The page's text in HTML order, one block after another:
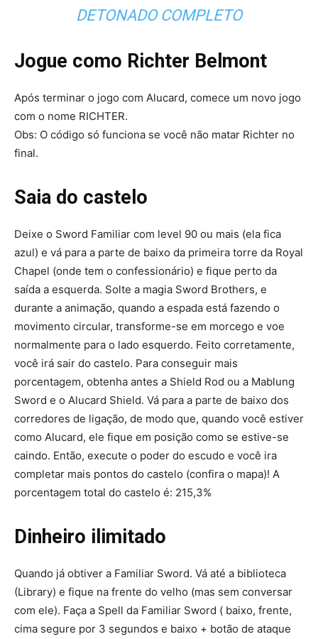
DETONADO COMPLETO
Jogue como Richter Belmont
Após terminar o jogo com Alucard, comece um novo jogo
com o nome RICHTER.
Obs: O código só funciona se você não matar Richter no
final.
Saia do castelo
Deixe o Sword Familiar com level 90 ou mais (ela fica
azul) e vá para a parte de baixo da primeira torre da Royal
Chapel (onde tem o confessionário) e fique perto da
saída a esquerda. Solte a magia Sword Brothers, e
durante a animação, quando a espada está fazendo o
movimento circular, transforme-se em morcego e voe
normalmente para o lado esquerdo. Feito corretamente,
você irá sair do castelo. Para conseguir mais
porcentagem, obtenha antes a Shield Rod ou a Mablung
Sword e o Alucard Shield. Vá para a parte de baixo dos
corredores de ligação, de modo que, quando você estiver
como Alucard, ele fique em posição como se estive-se
caindo. Então, execute o poder do escudo e você ira
completar mais pontos do castelo (confira o mapa)! A
porcentagem total do castelo é: 215,3%
Dinheiro ilimitado
Quando já obtiver a Familiar Sword. Vá até a biblioteca
(Library) e fique na frente do velho (mas sem conversar
com ele). Faça a Spell da Familiar Sword ( baixo, frente,
cima segure por 3 segundos e baixo + botão de ataque